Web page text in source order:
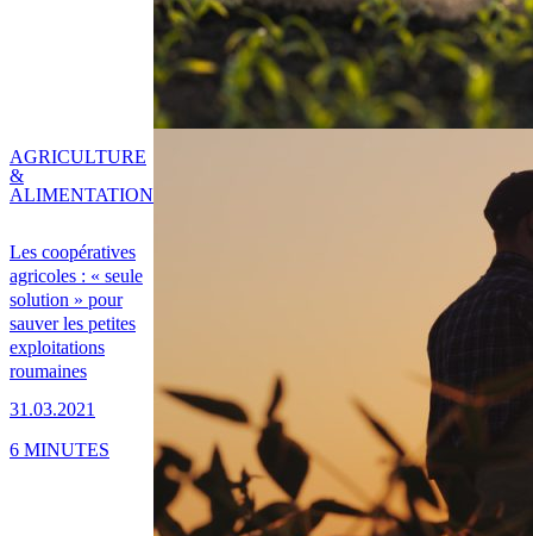
Les coopératives
agricoles : « seule
solution » pour
sauver les petites
exploitations
roumaines
31.03.2021
AGRICULTURE
&
ALIMENTATION
6 MINUTES